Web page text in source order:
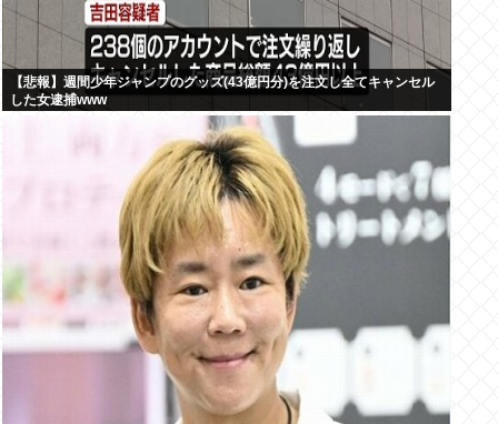
【悲報】週間少年ジャンプのグッズ(43億円分)を注文し全てキャンセル
した女逮捕www